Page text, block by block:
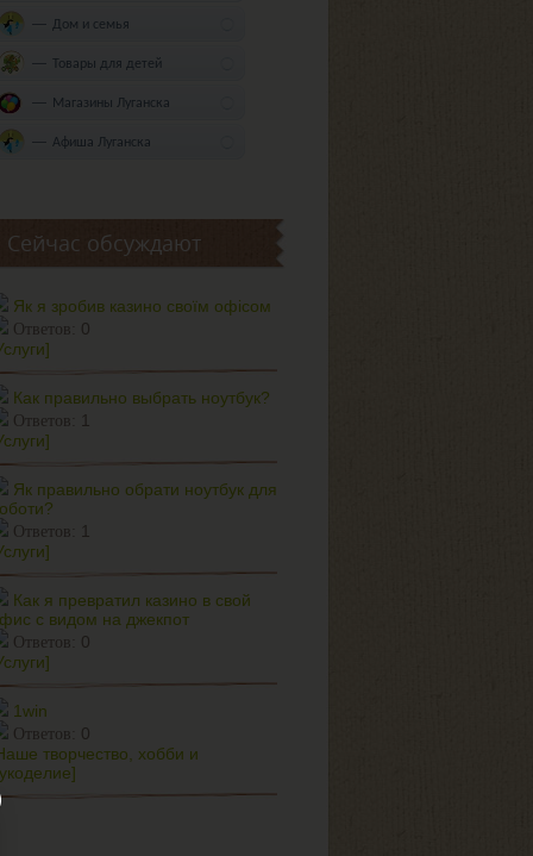
Дом и семья
Товары для детей
Магазины Луганска
Афиша Луганска
Сейчас обсуждают
Як я зробив казино своїм офісом
Ответов:
0
Как правильно выбрать ноутбук?
Ответов:
Як правильно обрати ноутбук для
Ответов:
Как я превратил казино в свой
с видом на джекпот
Ответов:
0
1win
Ответов:
0
творчество, хобби и